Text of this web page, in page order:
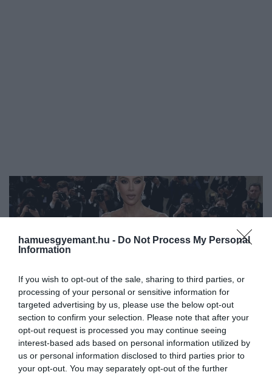
hamuesgyemant.hu - Do Not Process My Personal
Information
If you wish to opt-out of the sale, sharing to third parties, or
processing of your personal or sensitive information for
targeted advertising by us, please use the below opt-out
section to confirm your selection. Please note that after your
opt-out request is processed you may continue seeing
interest-based ads based on personal information utilized by
us or personal information disclosed to third parties prior to
your opt-out. You may separately opt-out of the further